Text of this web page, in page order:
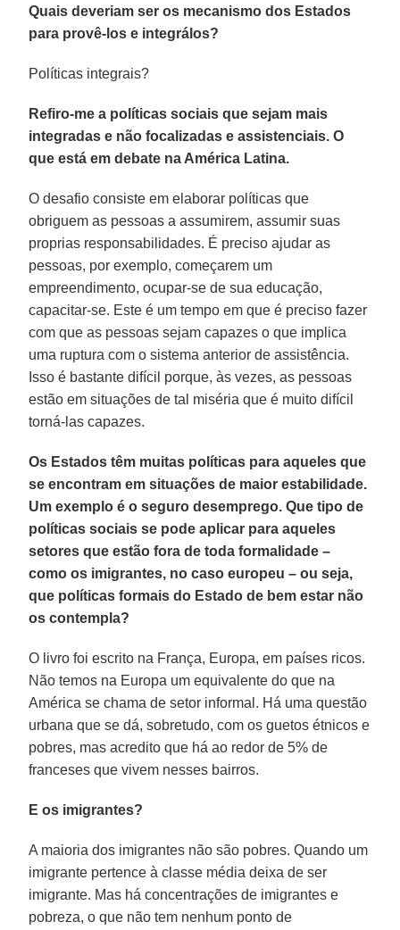
Quais deveriam ser os mecanismo dos Estados
para provê-los e integrálos?
Políticas integrais?
Refiro-me a políticas sociais que sejam mais
integradas e não focalizadas e assistenciais. O
que está em debate na América Latina.
O desafio consiste em elaborar políticas que
obriguem as pessoas a assumirem, assumir suas
proprias responsabilidades. É preciso ajudar as
pessoas, por exemplo, começarem um
empreendimento, ocupar-se de sua educação,
capacitar-se. Este é um tempo em que é preciso fazer
com que as pessoas sejam capazes o que implica
uma ruptura com o sistema anterior de assistência.
Isso é bastante difícil porque, às vezes, as pessoas
estão em situações de tal miséria que é muito difícil
torná-las capazes.
Os Estados têm muitas políticas para aqueles que
se encontram em situações de maior estabilidade.
Um exemplo é o seguro desemprego. Que tipo de
políticas sociais se pode aplicar para aqueles
setores que estão fora de toda formalidade –
como os imigrantes, no caso europeu – ou seja,
que políticas formais do Estado de bem estar não
os contempla?
O livro foi escrito na França, Europa, em países ricos.
Não temos na Europa um equivalente do que na
América se chama de setor informal. Há uma questão
urbana que se dá, sobretudo, com os guetos étnicos e
pobres, mas acredito que há ao redor de 5% de
franceses que vivem nesses bairros.
E os imigrantes?
A maioria dos imigrantes não são pobres. Quando um
imigrante pertence à classe média deixa de ser
imigrante. Mas há concentrações de imigrantes e
pobreza, o que não tem nenhum ponto de